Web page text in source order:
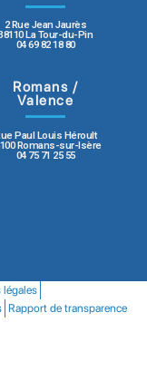
2 Rue Jean Jaurès
La Tour-du-Pin
04 69 82 18 80
Romans /
Valence
Paul Louis Héroult
Romans-sur-Isère
04 75 71 25 55
Rapport de transparence